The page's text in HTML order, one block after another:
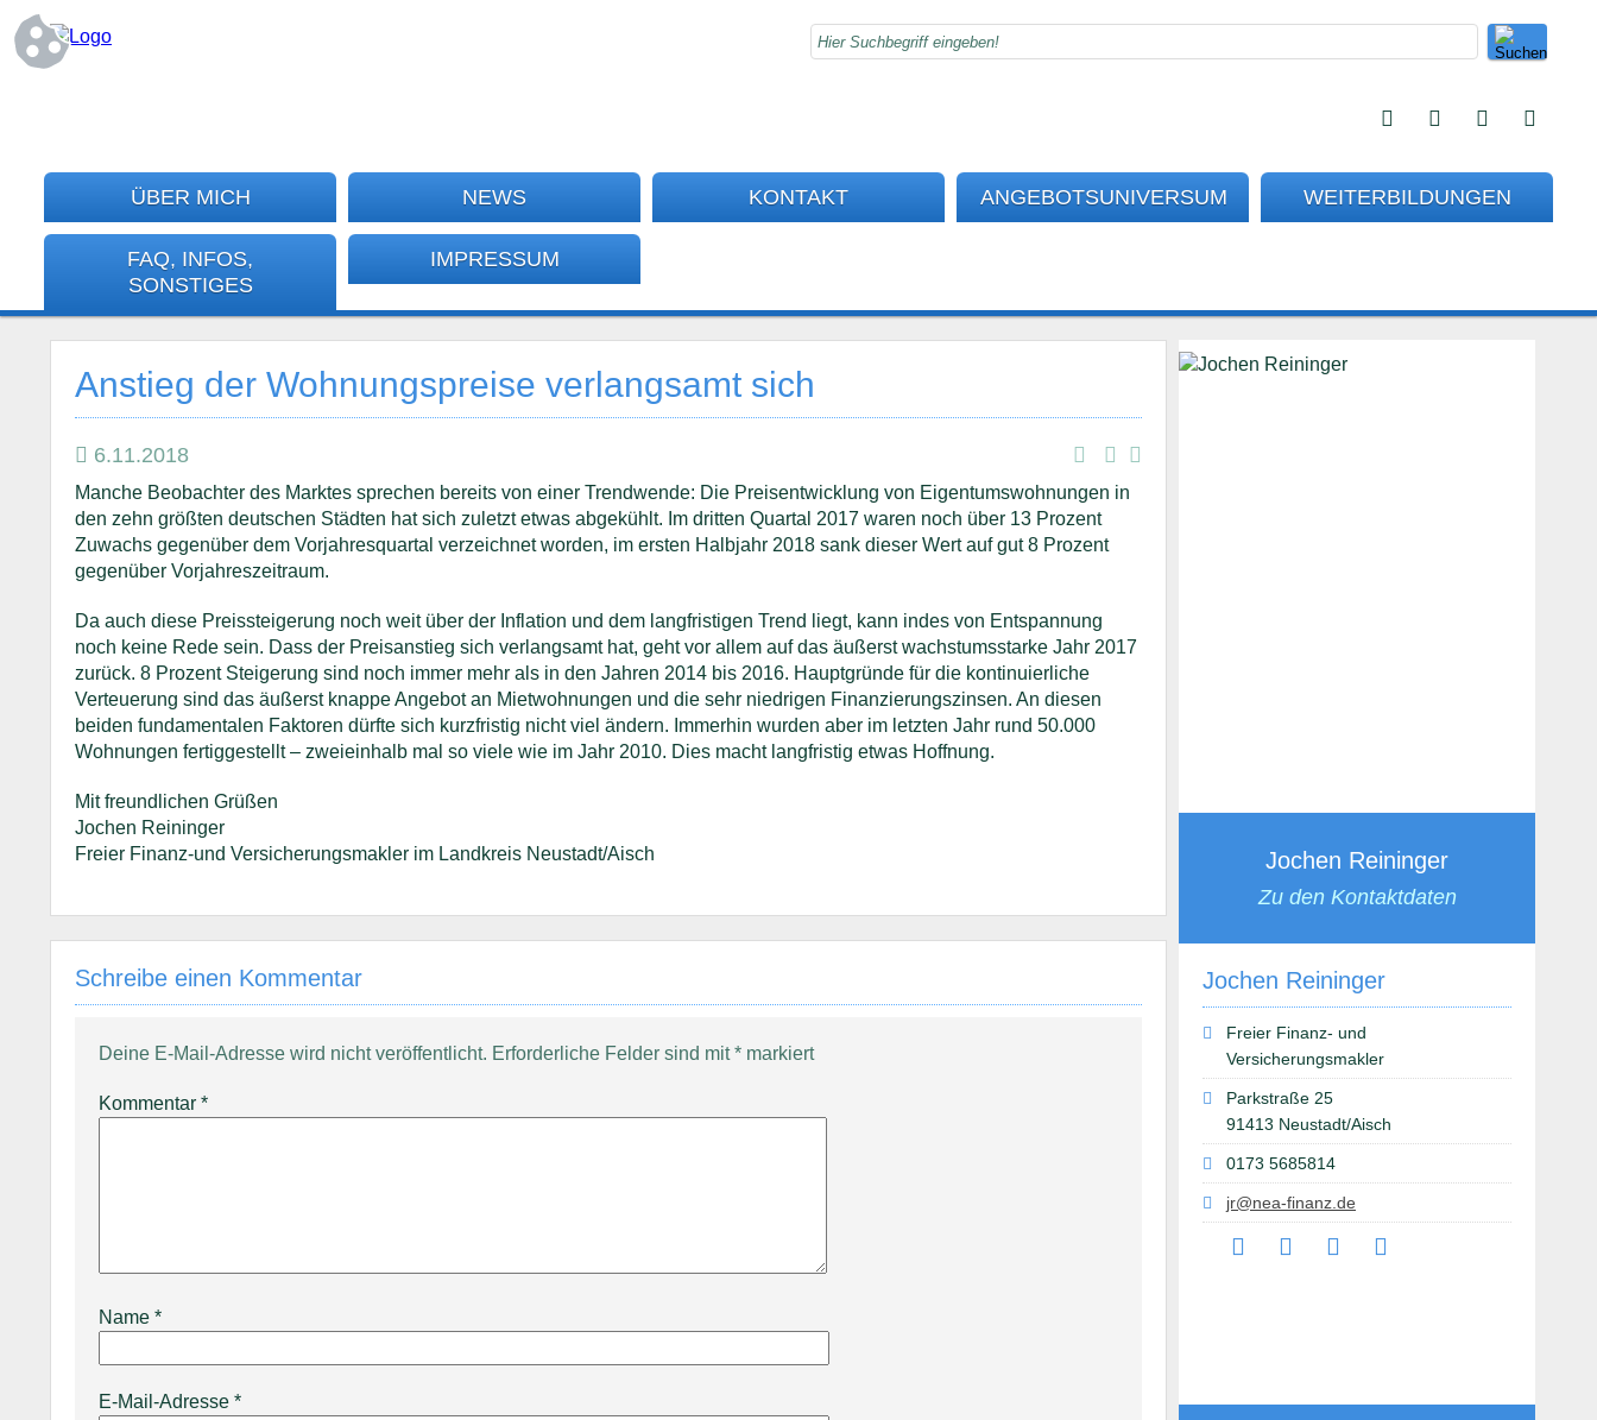
ÜBER MICH NEWS KONTAKT ANGEBOTSUNIVERSUM WEITERBILDUNGEN
FAQ, INFOS,
SONSTIGES
IMPRESSUM
Jochen Reininger
Zu den Kontaktdaten
Jochen Reininger
Freier Finanz- und
Versicherungsmakler
Parkstraße 25
91413 Neustadt/Aisch
0173 5685814
jr@nea-finanz.de
Anstieg der Wohnungspreise verlangsamt sich
6.11.2018
Manche Beobachter des Marktes sprechen bereits von einer Trendwende: Die Preisentwicklung von Eigentumswohnungen in
den zehn größten deutschen Städten hat sich zuletzt etwas abgekühlt. Im dritten Quartal 2017 waren noch über 13 Prozent
Zuwachs gegenüber dem Vorjahresquartal verzeichnet worden, im ersten Halbjahr 2018 sank dieser Wert auf gut 8 Prozent
gegenüber Vorjahreszeitraum.
Da auch diese Preissteigerung noch weit über der Inflation und dem langfristigen Trend liegt, kann indes von Entspannung
noch keine Rede sein. Dass der Preisanstieg sich verlangsamt hat, geht vor allem auf das äußerst wachstumsstarke Jahr 2017
zurück. 8 Prozent Steigerung sind noch immer mehr als in den Jahren 2014 bis 2016. Hauptgründe für die kontinuierliche
Verteuerung sind das äußerst knappe Angebot an Mietwohnungen und die sehr niedrigen Finanzierungszinsen. An diesen
beiden fundamentalen Faktoren dürfte sich kurzfristig nicht viel ändern. Immerhin wurden aber im letzten Jahr rund 50.000
Wohnungen fertiggestellt – zweieinhalb mal so viele wie im Jahr 2010. Dies macht langfristig etwas Hoffnung.
Mit freundlichen Grüßen
Jochen Reininger
Freier Finanz-und Versicherungsmakler im Landkreis Neustadt/Aisch
Schreibe einen Kommentar
Deine E-Mail-Adresse wird nicht veröffentlicht. Erforderliche Felder sind mit* markiert
Kommentar *
Name *
E-Mail-Adresse *